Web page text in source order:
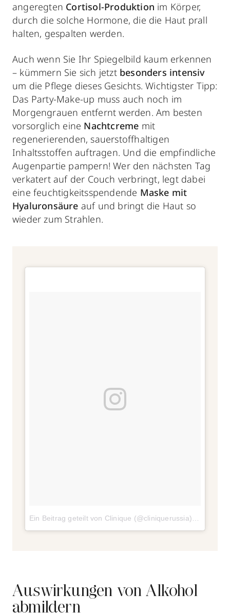
angeregten Cortisol-Produktion im Körper,
durch die solche Hormone, die die Haut prall
halten, gespalten werden.
Auch wenn Sie Ihr Spiegelbild kaum erkennen
– kümmern Sie sich jetzt besonders intensiv
um die Pflege dieses Gesichts. Wichtigster Tipp:
Das Party-Make-up muss auch noch im
Morgengrauen entfernt werden. Am besten
vorsorglich eine Nachtcreme mit
regenerierenden, sauerstoffhaltigen
Inhaltsstoffen auftragen. Und die empfindliche
Augenpartie pampern! Wer den nächsten Tag
verkatert auf der Couch verbringt, legt dabei
eine feuchtigkeitsspendende Maske mit
Hyaluronsäure auf und bringt die Haut so
wieder zum Strahlen.
Auswirkungen von Alkohol
abmildern